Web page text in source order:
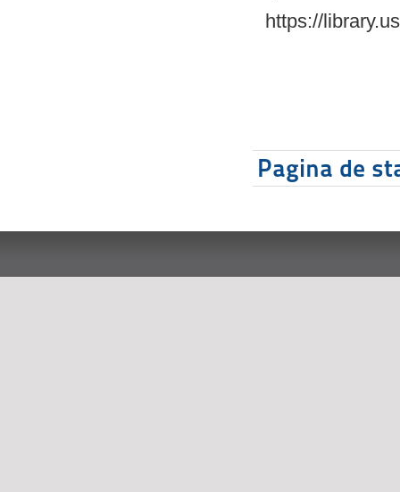
https://
Pagina de